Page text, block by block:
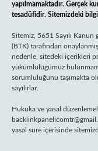
yapılmamaktadır. Gerçek
tesadüfidir. Sitemizdeki
Sitemiz, 5651 Sayılı
(BTK) tarafından
nedenle, sitedeki içerikleri
yükümlülüğümüz
sorumluluğunu taşımakta
sayılırlar.
Hukuka ve yasal
yasal süre içerisinde